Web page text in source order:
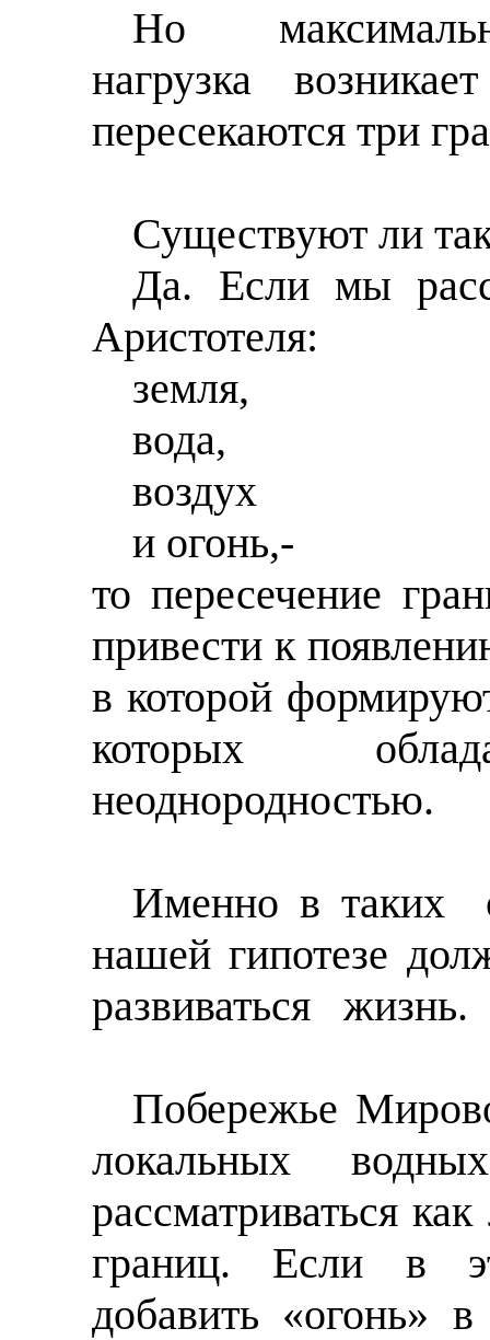
Но
нагрузка
пересекаются три
Существуют ли
Да. Если мы
Аристотеля:
земля,
вода,
воздух
и огонь,-
то пересечение
привести к
в которой
которых
неоднородностью.
Именно в таких
нашей гипотезе
развиваться
жизнь.
Побережье
локальных
рассматриваться
границ. Если в
добавить «огонь»